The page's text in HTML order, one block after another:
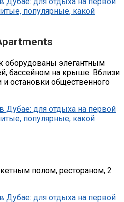
оборудованы элегантным
бассейном на крыше. Вблизи
и остановки общественного
полом, рестораном, 2